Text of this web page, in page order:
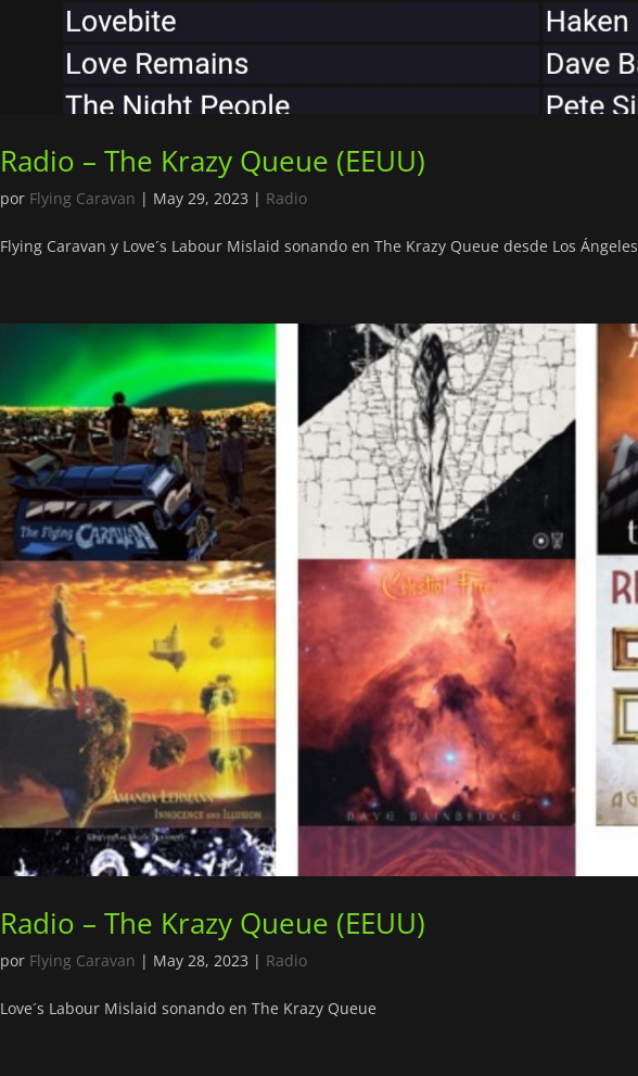
Radio – The Krazy Queue (EEUU)
por Flying Caravan | May 29, 2023 | Radio
Flying Caravan y Love´s Labour Mislaid sonando en The Krazy Queue desde Los Ángeles
Radio – The Krazy Queue (EEUU)
por Flying Caravan | May 28, 2023 | Radio
Love´s Labour Mislaid sonando en The Krazy Queue